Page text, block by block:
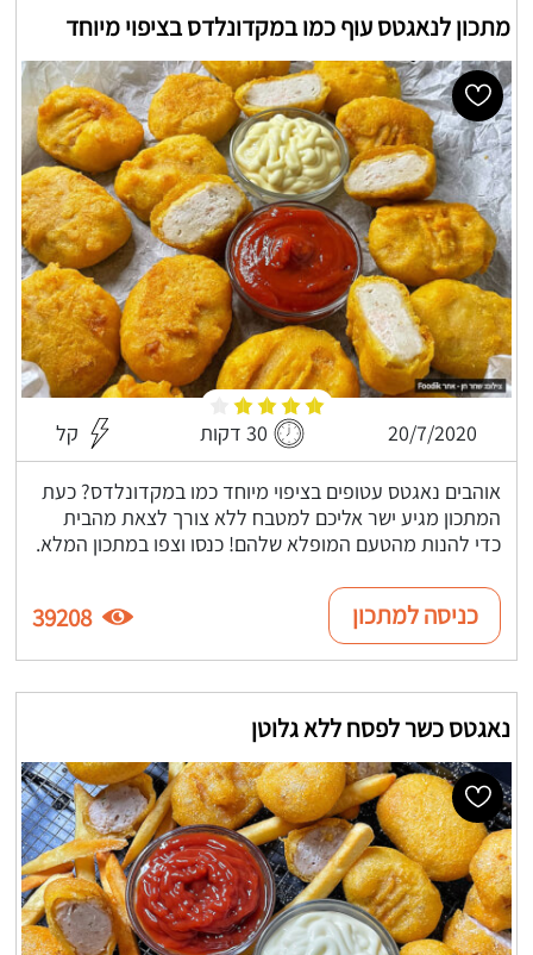
מתכון לנאגטס עוף כמו במקדונלדס בציפוי מיוחד
20/7/2020 30 דקות קל
אוהבים נאגטס עטופים בציפוי מיוחד כמו במקדונלדס? כעת
המתכון מגיע ישר אליכם למטבח ללא צורך לצאת מהבית
כדי להנות מהטעם המופלא שלהם! כנסו וצפו במתכון המלא.
כניסה למתכון 39208
נאגטס כשר לפסח ללא גלוטן